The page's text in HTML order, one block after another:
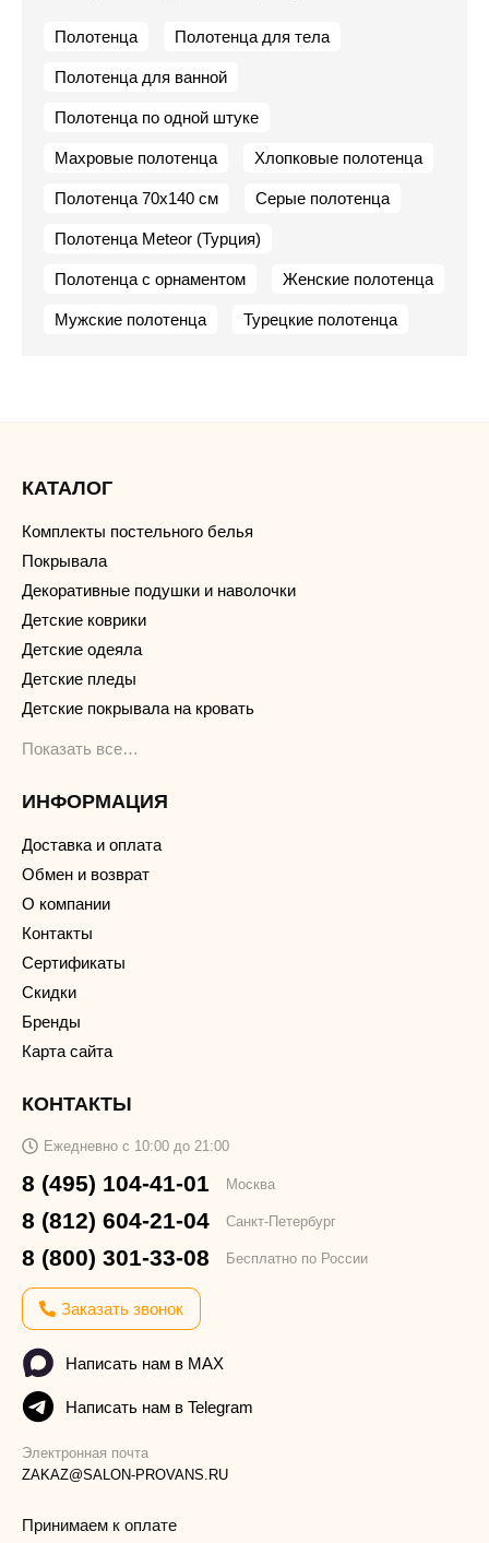
Полотенца Полотенца для тела
Полотенца для ванной
Полотенца по одной штуке
Махровые полотенца Хлопковые полотенца
Полотенца 70х140 см Серые полотенца
Полотенца Meteor (Турция)
Полотенца с орнаментом Женские полотенца
Мужские полотенца Турецкие полотенца
КАТАЛОГ
Комплекты постельного белья
Покрывала
Декоративные подушки и наволочки
Детские коврики
Детские одеяла
Детские пледы
Детские покрывала на кровать
Показать все…
ИНФОРМАЦИЯ
Доставка и оплата
Обмен и возврат
О компании
Контакты
Сертификаты
Скидки
Бренды
Карта сайта
КОНТАКТЫ
Ежедневно с 10:00 до 21:00
8 (495) 104-41-01 Москва
8 (812) 604-21-04 Санкт-Петербург
8 (800) 301-33-08 Бесплатно по России
Заказать звонок
Написать нам в MAX
Написать нам в Telegram
Электронная почта
ZAKAZ@SALON-PROVANS.RU
Принимаем к оплате